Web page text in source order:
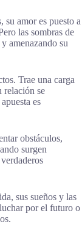
amor es puesto a
las sombras de
amenazando su
Trae una carga
relación se
es
obstáculos,
surgen
sus sueños y las
por el futuro o